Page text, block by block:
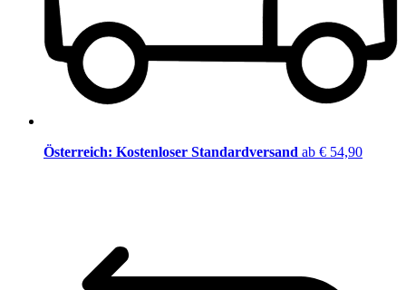
Österreich: Kostenloser Standardversand ab € 54,90